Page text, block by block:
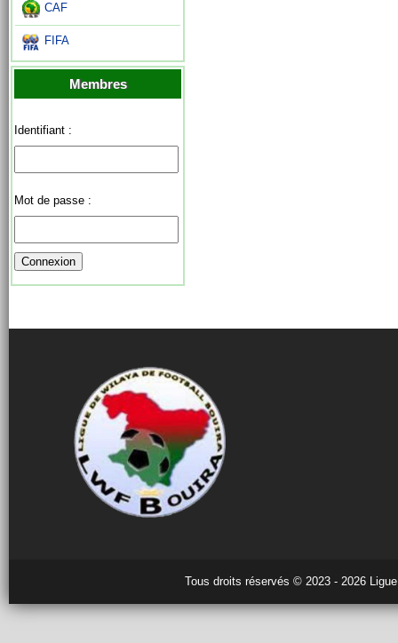
CAF
FIFA
Membres
Identifiant :
Mot de passe :
Tous droits réservés © 2023 - 2026